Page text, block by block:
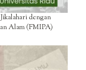
dengan
Alam (FMIPA)